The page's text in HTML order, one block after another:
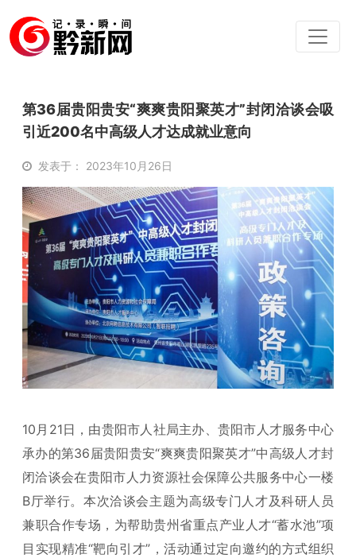
第36届贵阳贵安“爽爽贵阳聚英才”封闭洽谈会吸
引近200名中高级人才达成就业意向
发表于： 2023年10月26日
10月21日，由贵阳市人社局主办、贵阳市人才服务中心
承办的第36届贵阳贵安“爽爽贵阳聚英才”中高级人才封
闭洽谈会在贵阳市人力资源社会保障公共服务中心一楼
B厅举行。本次洽谈会主题为高级专门人才及科研人员
兼职合作专场，为帮助贵州省重点产业人才“蓄水池”项
目实现精准“靶向引才”，活动通过定向邀约的方式组织